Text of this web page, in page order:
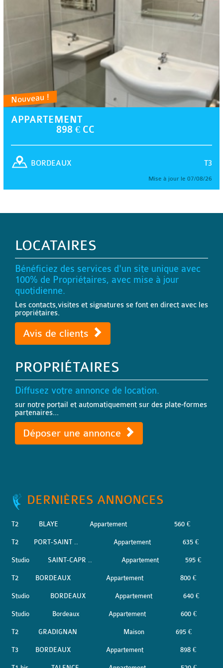
Nouveau !
APPARTEMENT
898 € CC
T3
BORDEAUX
Mise à jour le 07/08/26
LOCATAIRES
Bénéficiez des services d'un site unique avec
100% de Propriétaires, avec mise à jour
quotidienne.
Les contacts,visites et signatures se font en direct avec les
propriétaires.
Avis de clients
PROPRIÉTAIRES
Diffusez votre annonce de location.
sur notre portail et automatiquement sur des plate-formes
partenaires...
Déposer une annonce
DERNIÈRES ANNONCES
T2 BLAYE Appartement 560 €
T2 PORT-SAINT .. Appartement 635 €
Studio SAINT-CAPR .. Appartement 595 €
T2 BORDEAUX Appartement 800 €
Studio BORDEAUX Appartement 640 €
Studio Bordeaux Appartement 600 €
T2 GRADIGNAN Maison 695 €
T3 BORDEAUX Appartement 898 €